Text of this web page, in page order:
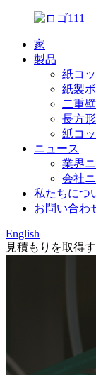
家
製品
紙コ
紙製
二重
長方
紙コ
ニュース
業界
会社
私たちにつ
お問い合わ
English
見積もりを取得